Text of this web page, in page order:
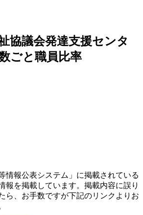
協議会発達支援センタ
ごと職員比率
情報公表システム」に掲載されている
報を掲載しています。掲載内容に誤り
ら、お手数ですが下記のリンクよりお